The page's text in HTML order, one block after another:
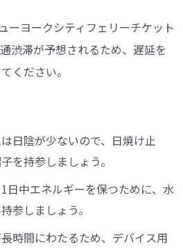
ーヨークシティフェリーチケット
渋滞が予想されるため、遅延を
ください。
日陰が少ないので、日焼け止
を持参しましょう。
日中エネルギーを保つために、水
参しましょう。
時間にわたるため、デバイス用